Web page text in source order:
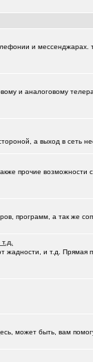
+154
40-42)(Альфия)
и мессенджарах.
и аналоговому
а выход в сеть
прочие возможности
программ, а так же
и т.д. Прямая
может быть, вам